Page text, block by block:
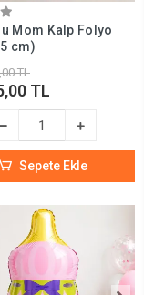
Mom Kalp Folyo
cm)
TL
TL
Sepete Ekle